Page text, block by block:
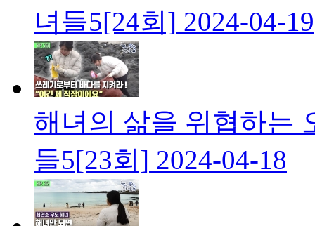
녀들5[24회] 2024-04-19
해녀의 삶을 위협하는
들5[23회] 2024-04-18